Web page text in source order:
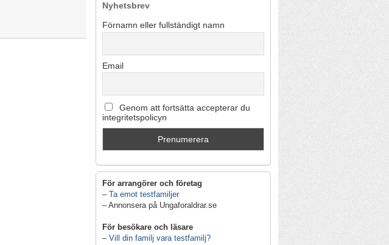
Nyhetsbrev
Förnamn eller fullständigt namn
Email
Genom att fortsätta accepterar du
integritetspolicyn
För arrangörer och företag
– Ta emot testfamiljer
– Annonsera på Ungaforaldrar.se
För besökare och läsare
– Vill din familj vara testfamilj?